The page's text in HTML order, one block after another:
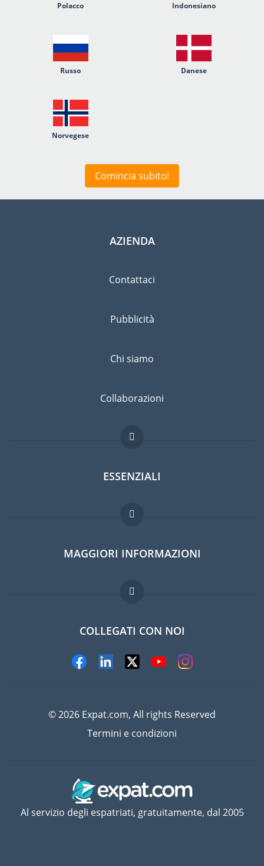
Polacco Indonesiano
Russo Danese
Norvegese
Comincia subito!
AZIENDA
Contattaci
Pubblicità
Chi siamo
Collaborazioni
ESSENZIALI
Forum per expat
Guida per expat
Lavori all'estero
MAGGIORI INFORMAZIONI
Domande frequenti
COLLEGATI CON NOI
© 2026 Expat.com, All rights Reserved
Termini e condizioni
Al servizio degli espatriati, gratuitamente, dal 2005